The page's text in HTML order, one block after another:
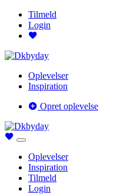
Tilmeld
Login
Oplevelser
Inspiration
Opret oplevelse
Oplevelser
Inspiration
Tilmeld
Login